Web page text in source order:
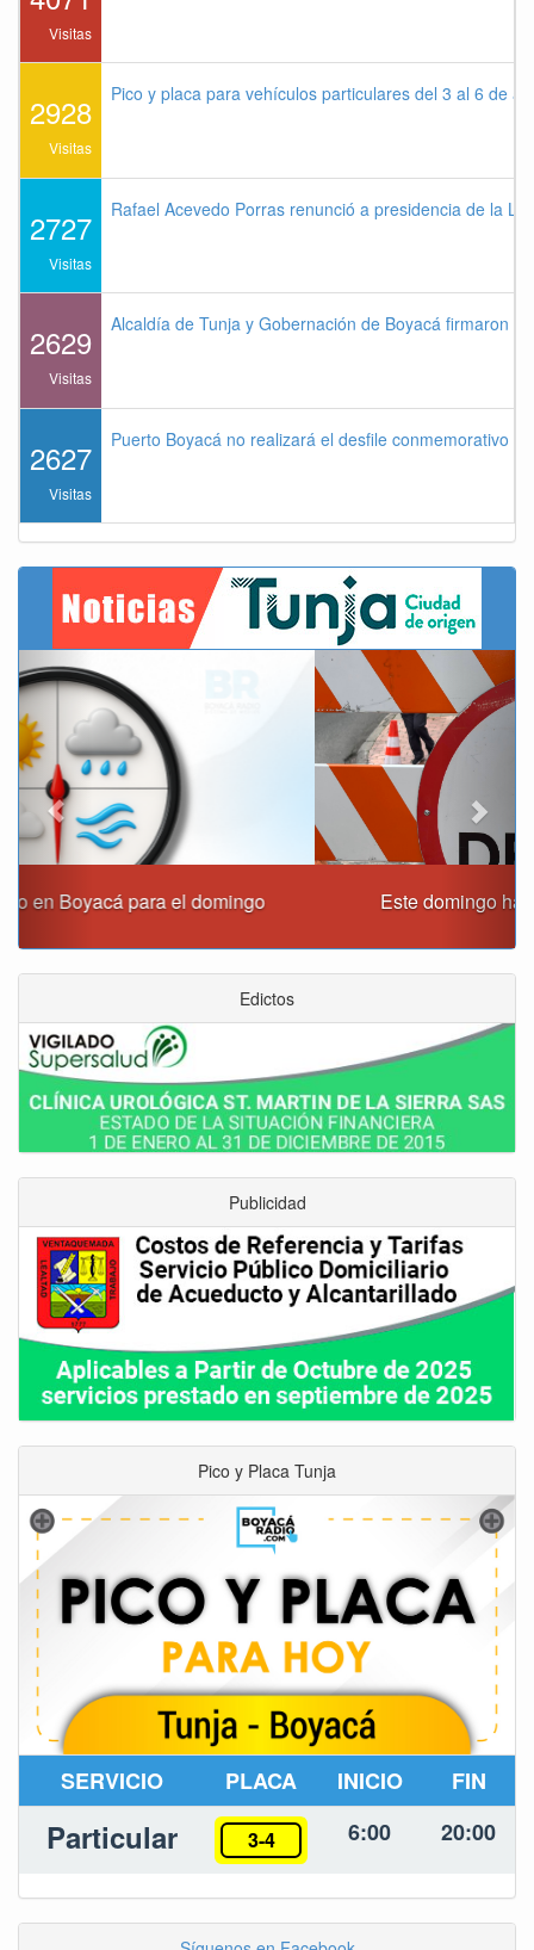
Visitas
2928
Visitas
Pico y placa para vehículos particulares del 3 al 6 de
2727
Visitas
Rafael Acevedo Porras renunció a presidencia de la
2629
Visitas
Alcaldía de Tunja y Gobernación de Boyacá firmaron
2627
Visitas
Puerto Boyacá no realizará el desfile conmemorativo
Este domingo habrá cierres viales en Tunja
Previous Next
Edictos
Publicidad
Pico y Placa Tunja
SERVICIO PLACA INICIO FIN
Particular 3-4 6:00 20:00